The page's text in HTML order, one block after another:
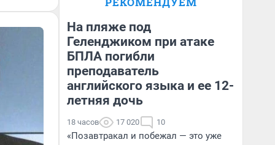
На пляже под
Геленджиком при атаке
БПЛА погибли
преподаватель
английского языка и ее 12-
летняя дочь
18 часов 17 020 10
«Позавтракал и побежал — это уже